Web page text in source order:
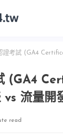
證考試 (GA4
(GA4
vs 流量開
read